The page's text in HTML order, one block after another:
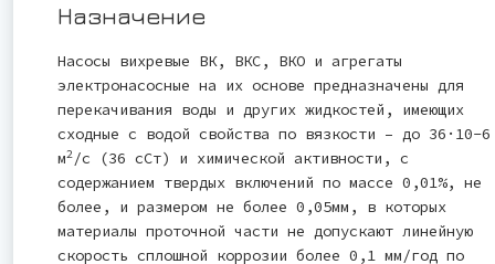
Назначение
Насосы вихревые ВК, ВКС, ВКО и агрегаты
электронасосные на их основе предназначены для
перекачивания воды и других жидкостей, имеющих
сходные с водой свойства по вязкости – до 36·10-6
м2/с (36 сСт) и химической активности, с
содержанием твердых включений по массе 0,01%, не
более, и размером не более 0,05мм, в которых
материалы проточной части не допускают линейную
скорость сплошной коррозии более 0,1 мм/год по